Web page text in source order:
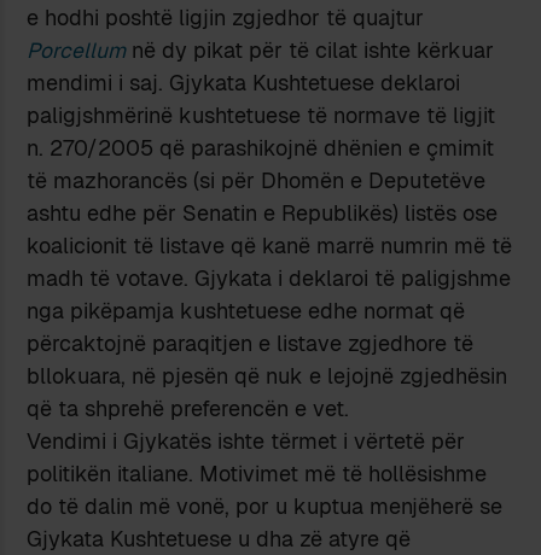
e hodhi poshtë ligjin zgjedhor të quajtur
Porcellumnë dy pikat për të cilat ishte kërkuar
mendimi i saj. Gjykata Kushtetuese deklaroi
paligjshmërinë kushtetuese të normave të ligjit
n. 270/2005 që parashikojnë dhënien e çmimit
të mazhorancës (si për Dhomën e Deputetëve
ashtu edhe për Senatin e Republikës) listës ose
koalicionit të listave që kanë marrë numrin më të
madh të votave. Gjykata i deklaroi të paligjshme
nga pikëpamja kushtetuese edhe normat që
përcaktojnë paraqitjen e listave zgjedhore të
bllokuara, në pjesën që nuk e lejojnë zgjedhësin
që ta shprehë preferencën e vet.
Vendimi i Gjykatës ishte tërmet i vërtetë për
politikën italiane. Motivimet më të hollësishme
do të dalin më vonë, por u kuptua menjëherë se
Gjykata Kushtetuese u dha zë atyre që